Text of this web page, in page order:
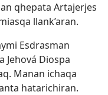
qhepata Artajerjes
llank’aran.
Esdrasman
Jehová Diospa
Manan ichaqa
hatarichiran.